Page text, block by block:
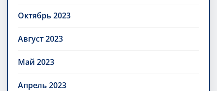
Октябрь 2023
Август 2023
Май 2023
Апрель 2023